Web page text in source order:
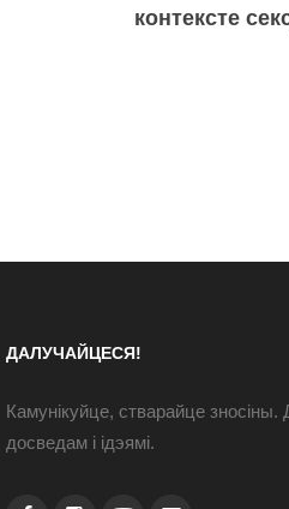
контексте
ДАЛУЧАЙЦЕСЯ!
Камунікуйце, стварайце зносіны.
досведам і ідэямі.